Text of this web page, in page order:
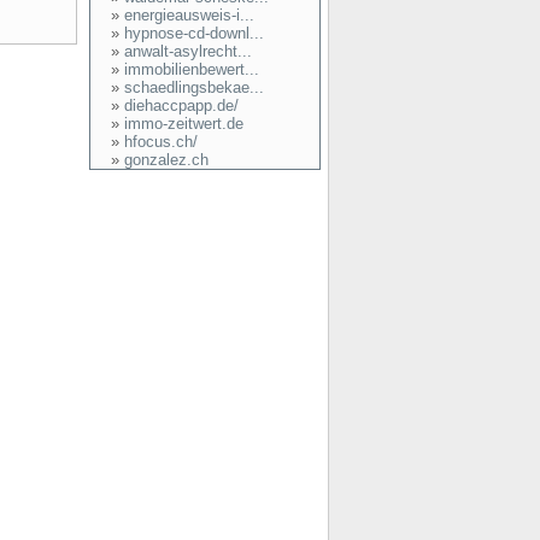
» energieausweis-i...
» hypnose-cd-downl...
» anwalt-asylrecht...
» immobilienbewert...
» schaedlingsbekae...
» diehaccpapp.de/
» immo-zeitwert.de
» hfocus.ch/
» gonzalez.ch